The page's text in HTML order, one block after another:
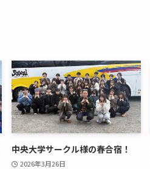
中央大学サークル様の春合宿！
2026年3月26日